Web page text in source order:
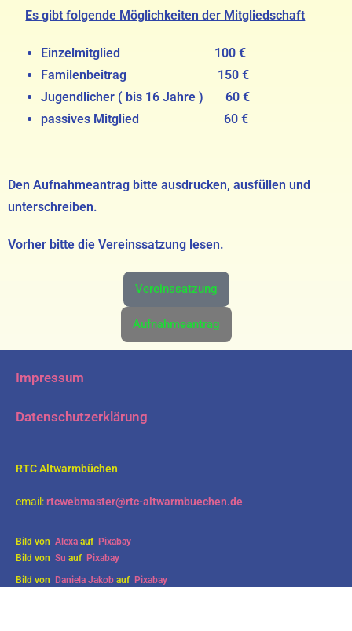
Es gibt folgende Möglichkeiten der Mitgliedschaft
Einzelmitglied 100 €
Familenbeitrag 150 €
Jugendlicher ( bis 16 Jahre ) 60 €
passives Mitglied 60 €
Den Aufnahmeantrag bitte ausdrucken, ausfüllen und
unterschreiben.
Vorher bitte die Vereinssatzung lesen.
Vereinssatzung
Aufnahmeantrag
Impressum
Datenschutzerklärung
RTC Altwarmbüchen
email:rtcwebmaster@rtc-altwarmbuechen.de
Bild von Alexa auf Pixabay
Bild von Su auf Pixabay
Bild von Daniela Jakob auf Pixabay